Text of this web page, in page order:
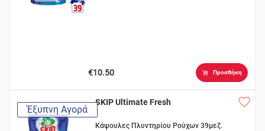
€10.50 Προσθήκη
Έξυπνη Αγορά
SKIP Ultimate Fresh
Κάψουλες Πλυντηρίου Ρούχων 39μεζ.